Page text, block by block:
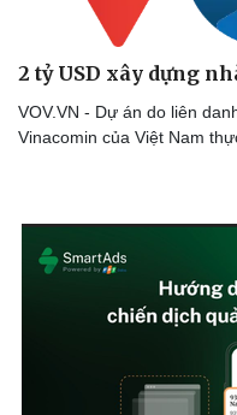
Lịch thi đấu bóng đá
2 tỷ USD xây dựng
VOV.VN - Dự án do liên
Vinacomin của Việt Nam